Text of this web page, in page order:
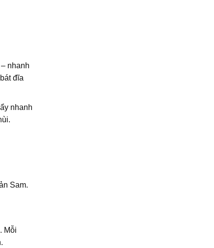
nhanh
đĩa
nhanh
Sam.
Mỗi